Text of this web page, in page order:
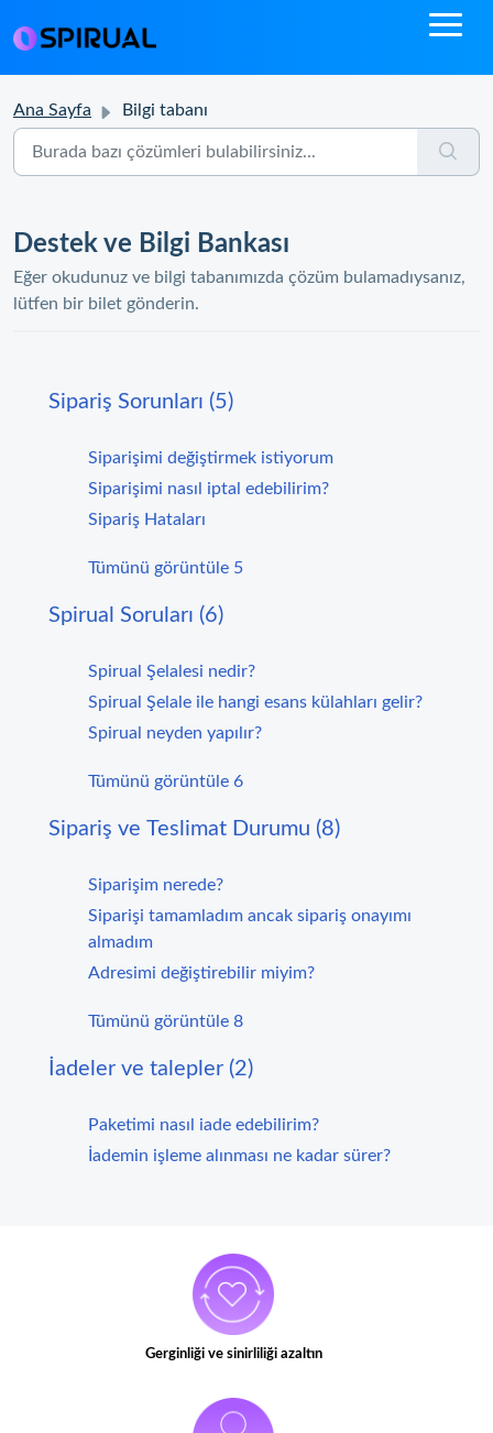
Ana Sayfa Bilgi tabanı
Destek ve Bilgi Bankası
Eğer okudunuz ve bilgi tabanımızda çözüm bulamadıysanız,
lütfen bir bilet gönderin.
Sipariş Sorunları (5)
Siparişimi değiştirmek istiyorum
Siparişimi nasıl iptal edebilirim?
Sipariş Hataları
Tümünü görüntüle 5
Spirual Soruları (6)
Spirual Şelalesi nedir?
Spirual Şelale ile hangi esans külahları gelir?
Spirual neyden yapılır?
Tümünü görüntüle 6
Sipariş ve Teslimat Durumu (8)
Siparişim nerede?
Siparişi tamamladım ancak sipariş onayımı
almadım
Adresimi değiştirebilir miyim?
Tümünü görüntüle 8
İadeler ve talepler (2)
Paketimi nasıl iade edebilirim?
İademin işleme alınması ne kadar sürer?
Gerginliği ve sinirliliği azaltın